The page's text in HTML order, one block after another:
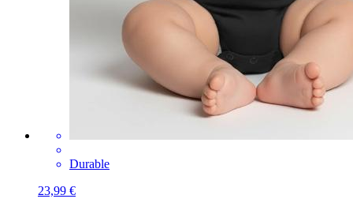
Durable
23,99 €